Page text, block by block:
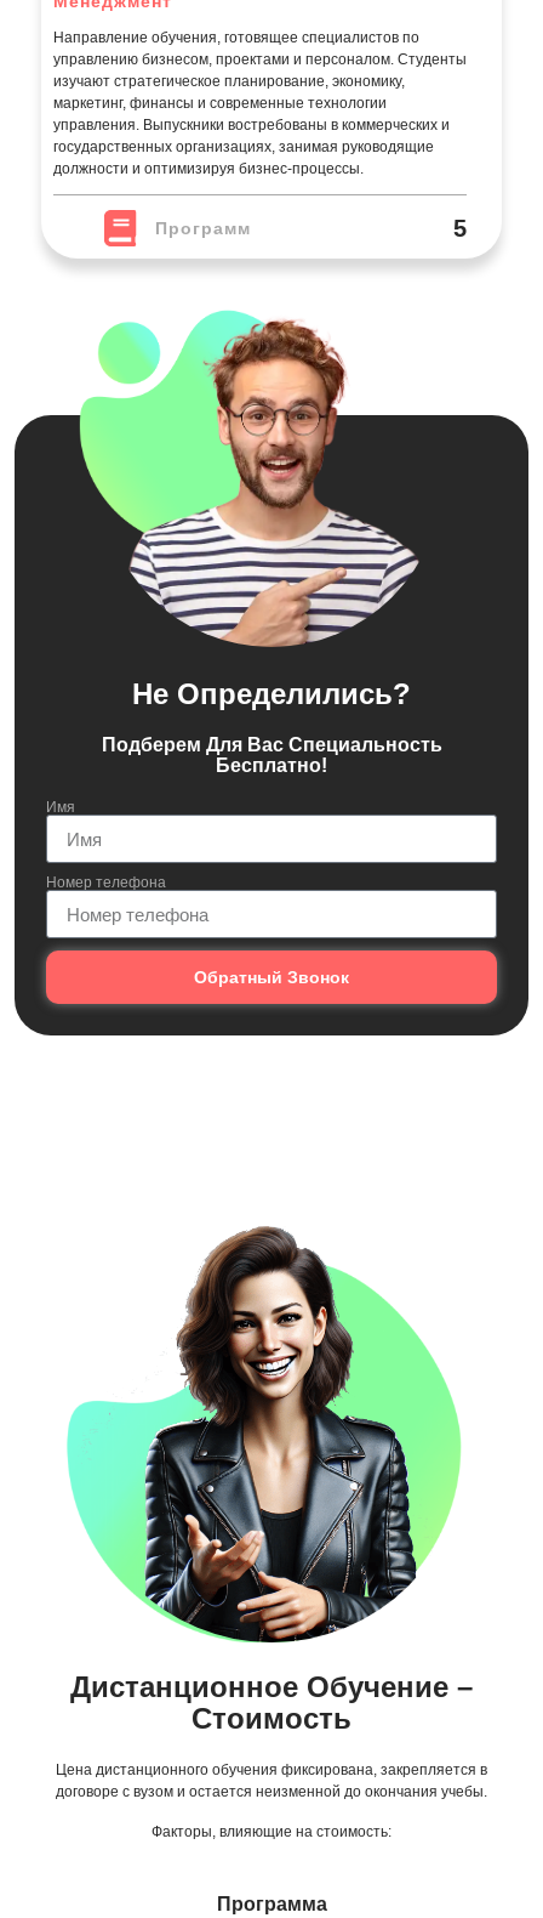
Направление обучения, готовящее специалистов по
управлению бизнесом, проектами и персоналом. Студенты
изучают стратегическое планирование, экономику,
маркетинг, финансы и современные технологии
управления. Выпускники востребованы в коммерческих и
государственных организациях, занимая руководящие
должности и оптимизируя бизнес-процессы.
Программ 5
Не Определились?
Подберем Для Вас Специальность
Бесплатно!
Имя
Номер телефона
Обратный Звонок
Дистанционное Обучение –
Стоимость
Цена дистанционного обучения фиксирована, закрепляется в
договоре с вузом и остается неизменной до окончания учебы.
Факторы, влияющие на стоимость:
Программа